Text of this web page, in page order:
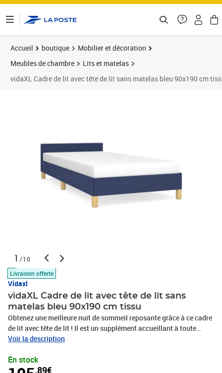
Accueil boutique
Mobilier et décoration
Meubles de chambre
Lits et matelas
vidaXL Cadre de lit avec tête de lit sans matelas bleu 90x190 cm
1 /10
Livraison offerte
Vidaxl
vidaXL Cadre de lit avec tête de lit sans
matelas bleu 90x190 cm tissu
Obtenez une meilleure nuit de sommeil reposante grâce à ce cadre
de lit avec tête de lit ! Il est un supplément accueillant à toute
chambre à coucher. Tissu durable : le tissu présente un aspect
est soutenu par des pieds robustes, qui assurent sa stabilité, sa
sécurité et sa fermeté.Lattes de contreplaqué : les lattes de
Voir la description
En stock
,89€